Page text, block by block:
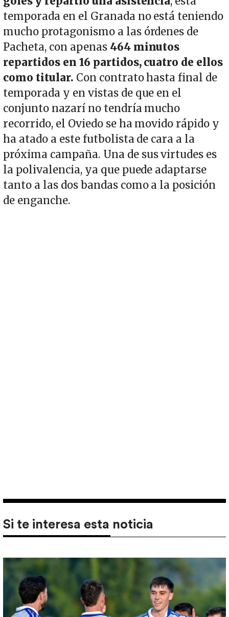
temporada en el Granada no está teniendo
mucho protagonismo a las órdenes de
Pacheta, con apenas 464 minutos
repartidos en 16 partidos, cuatro de ellos
como titular. Con contrato hasta final de
temporada y en vistas de que en el
conjunto nazarí no tendría mucho
recorrido, el Oviedo se ha movido rápido y
ha atado a este futbolista de cara a la
próxima campaña. Una de sus virtudes es
la polivalencia, ya que puede adaptarse
tanto a las dos bandas como a la posición
de enganche.
Si te interesa esta noticia